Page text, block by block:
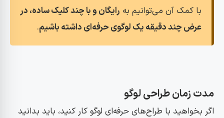
با کمک آن می‌توانیم به رایگان و با چند کلیک ساده، در
عرض چند دقیقه یک لوگوی حرفه‌ای داشته باشیم.
مدت زمان طراحی لوگو
اگر بخواهید با طراح‌های حرفه‌ای لوگو کار کنید، باید بدانید